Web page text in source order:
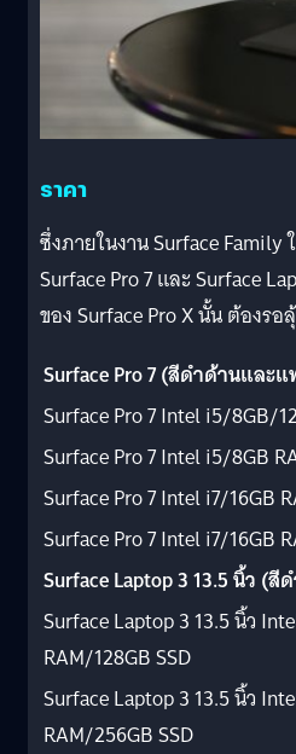
ราคา
ซึ่งภายในงาน Surface Family
Surface Pro 7 และ Surface
ของ Surface Pro X นั้น ต้องร
Surface Pro 7 (สีดำด้านและ
Surface Pro 7 Intel i5/8GB/
Surface Pro 7 Intel i5/8GB
Surface Pro 7 Intel i7/16GB
Surface Pro 7 Intel i7/16GB
Surface Laptop 3 13.5นิ้ว (สี
Surface Laptop 3 13.5 นิ้ว
RAM/128GB SSD
Surface Laptop 3 13.5 นิ้ว
RAM/256GB SSD